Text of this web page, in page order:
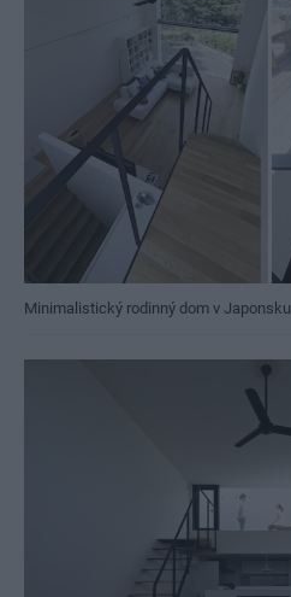
Minimalistický rodinný dom v Japonsku